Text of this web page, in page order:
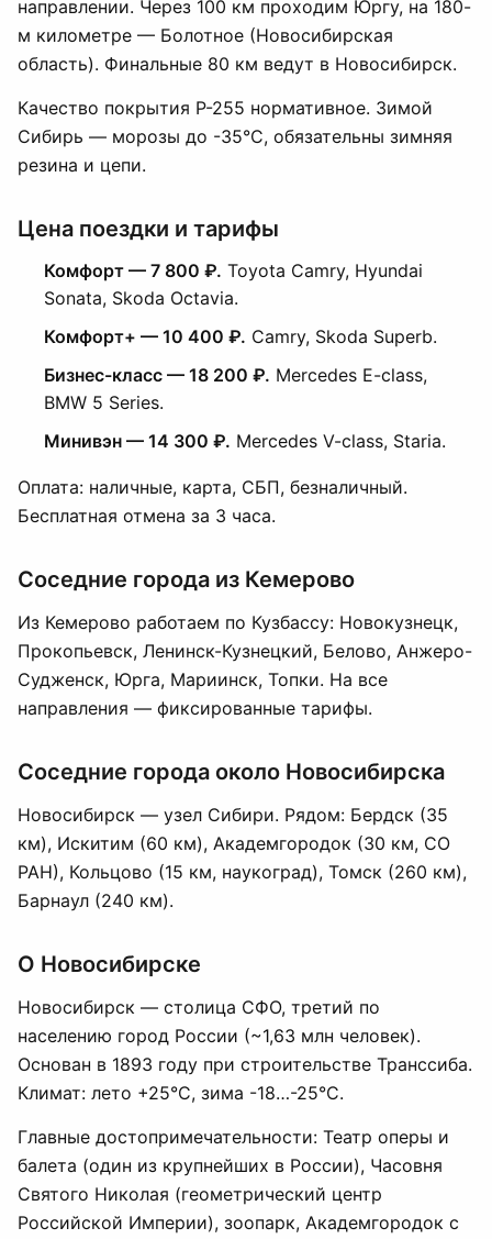
направлении. Через 100 км проходим Юргу, на 180-
м километре — Болотное (Новосибирская
область). Финальные 80 км ведут в Новосибирск.
Качество покрытия Р-255 нормативное. Зимой
Сибирь — морозы до -35°C, обязательны зимняя
резина и цепи.
Цена поездки и тарифы
Комфорт — 7 800 ₽. Toyota Camry, Hyundai
Sonata, Skoda Octavia.
Комфорт+ — 10 400 ₽. Camry, Skoda Superb.
Бизнес-класс — 18 200 ₽. Mercedes E-class,
BMW 5 Series.
Минивэн — 14 300 ₽. Mercedes V-class, Staria.
Оплата: наличные, карта, СБП, безналичный.
Бесплатная отмена за 3 часа.
Соседние города из Кемерово
Из Кемерово работаем по Кузбассу: Новокузнецк,
Прокопьевск, Ленинск-Кузнецкий, Белово, Анжеро-
Судженск, Юрга, Мариинск, Топки. На все
направления — фиксированные тарифы.
Соседние города около Новосибирска
Новосибирск — узел Сибири. Рядом: Бердск (35
км), Искитим (60 км), Академгородок (30 км, СО
РАН), Кольцово (15 км, наукоград), Томск (260 км),
Барнаул (240 км).
О Новосибирске
Новосибирск — столица СФО, третий по
населению город России (~1,63 млн человек).
Основан в 1893 году при строительстве Транссиба.
Климат: лето +25°C, зима -18…-25°C.
Главные достопримечательности: Театр оперы и
балета (один из крупнейших в России), Часовня
Святого Николая (геометрический центр
Российской Империи), зоопарк, Академгородок с